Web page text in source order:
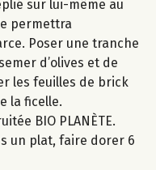
sur lui-même au
permettra
Poser une tranche
d’olives et de
les feuilles de brick
la ficelle.
BIO PLANÈTE.
un plat, faire dorer 6